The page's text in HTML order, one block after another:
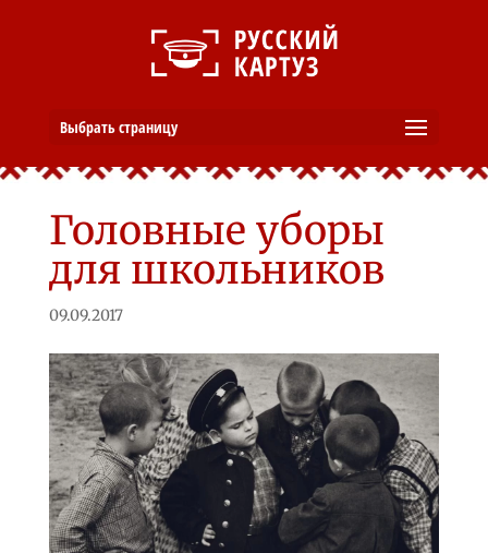
Выбрать страницу
Головные уборы
для школьников
09.09.2017